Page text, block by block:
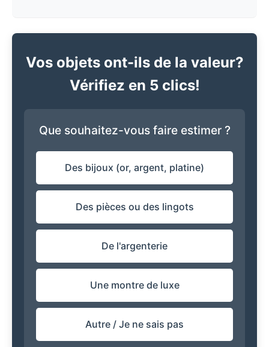
Vos objets ont-ils de la valeur?
Vérifiez en 5 clics!
Que souhaitez-vous faire estimer ?
Des bijoux (or, argent, platine)
Des pièces ou des lingots
De l'argenterie
Une montre de luxe
Autre / Je ne sais pas